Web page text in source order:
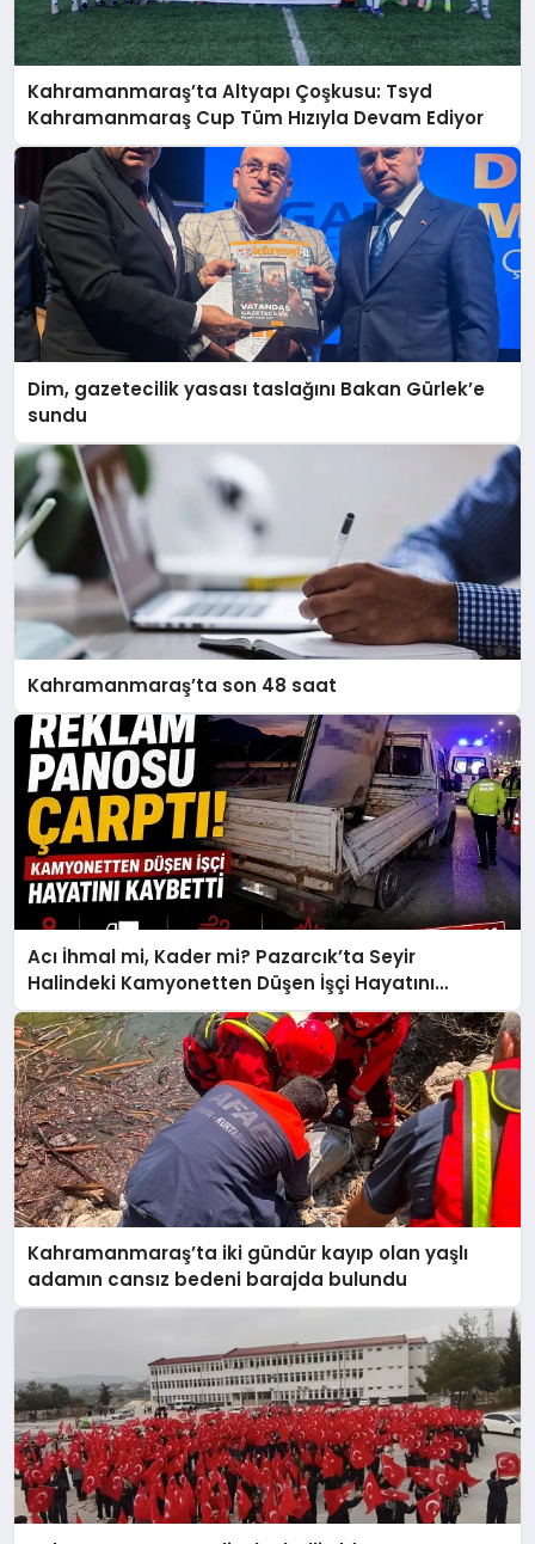
Kahramanmaraş’ta Altyapı Çoşkusu: Tsyd
Kahramanmaraş Cup Tüm Hızıyla Devam Ediyor
Dim, gazetecilik yasası taslağını Bakan Gürlek’e
sundu
Kahramanmaraş’ta son 48 saat
Acı İhmal mi, Kader mi? Pazarcık’ta Seyir
Halindeki Kamyonetten Düşen İşçi Hayatını
Kaybetti
Kahramanmaraş’ta iki gündür kayıp olan yaşlı
adamın cansız bedeni barajda bulundu